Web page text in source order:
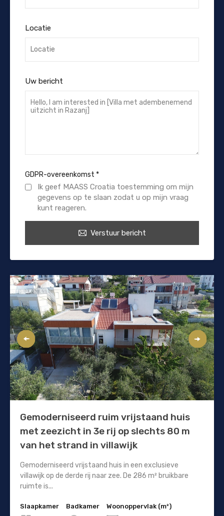
Locatie
Uw bericht
GDPR-overeenkomst *
Ik geef MAASS Croatia toestemming om mijn
gegevens op te slaan zodat u op mijn vraag
kunt reageren.
Verstuur bericht
Gemoderniseerd ruim vrijstaand huis
met zeezicht in 3e rij op slechts 80 m
van het strand in villawijk
Gemoderniseerd vrijstaand huis in een exclusieve
villawijk op de derde rij naar zee. De 286 m² bruikbare
ruimte is...
Slaapkamer
Badkamer
Woonoppervlak (m²)